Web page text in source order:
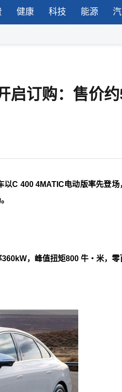
健康 科技 能源
启订购：售价
C 400 4MATIC电动版率先登场
，峰值扭矩800 牛・米，零